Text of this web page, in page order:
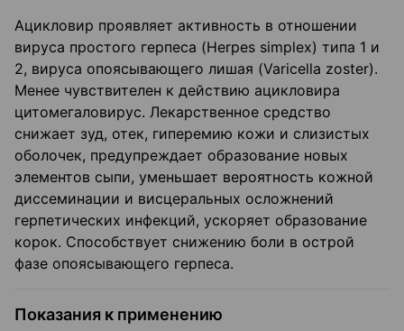
Ацикловир проявляет активность в отношении
вируса простого герпеса (Herpes simplex) типа 1 и
2, вируса опоясывающего лишая (Varicella zoster).
Менее чувствителен к действию ацикловира
цитомегаловирус. Лекарственное средство
снижает зуд, отек, гиперемию кожи и слизистых
оболочек, предупреждает образование новых
элементов сыпи, уменьшает вероятность кожной
диссеминации и висцеральных осложнений
герпетических инфекций, ускоряет образование
корок. Способствует снижению боли в острой
фазе опоясывающего герпеса.
Показания к применению